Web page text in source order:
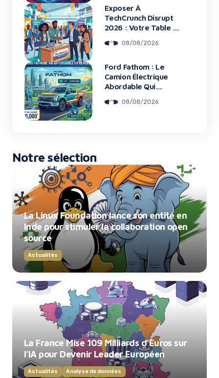
Exposer À
TechCrunch Disrupt
2026 : Votre Table Au
08/08/2026
Ford Fathom : Le
Camion Électrique
Abordable Qui
Marché08/08/2026
Notre sélection
La Linux Foundation lance son entité en
Inde pour stimuler la collaboration open
source
Actualités
La France Mise 109 Milliards d’Euros sur
l’IA pour Devenir Leader Européen
Actualités Analyse de données
No Thanks